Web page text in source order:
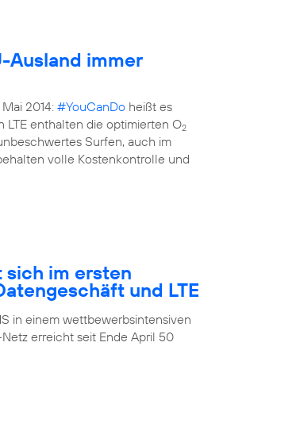
Ausland immer
2014: #YouCanDo heißt es
LTE enthalten die optimierten O2
Surfen, auch im
volle Kostenkontrolle und
im ersten
und LTE
in einem wettbewerbsintensiven
erreicht seit Ende April 50